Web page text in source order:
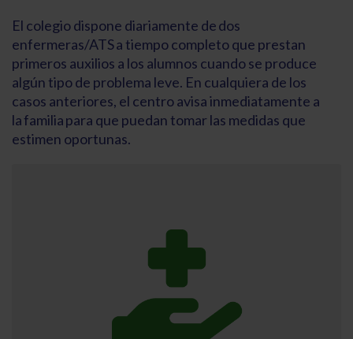
El colegio dispone diariamente de dos
enfermeras/ATS a tiempo completo que prestan
primeros auxilios a los alumnos cuando se produce
algún tipo de problema leve. En cualquiera de los
casos anteriores, el centro avisa inmediatamente a
la familia para que puedan tomar las medidas que
estimen oportunas.